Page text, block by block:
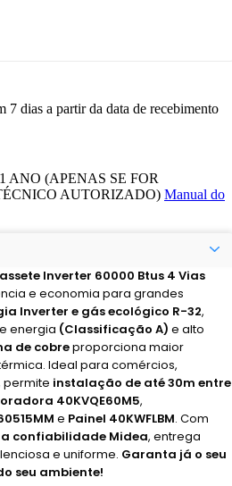
7 dias a partir da data de recebimento
1 ANO (APENAS SE FOR
AUTORIZADO) Manual do
Inverter 60000 Btus 4 Vias
e economia para grandes
Inverter e gás ecológico R-32,
energia (Classificação A) e alto
de cobreproporciona maior
Ideal para comércios,
permite instalação de até 30m entre
40KVQE60M5,
e Painel 40KWFLBM. Com
a confiabilidade Midea, entrega
e uniforme. Garanta já o seu
seu ambiente!